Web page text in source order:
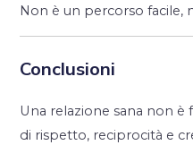
Non è un percorso facile,
Conclusioni
Una relazione sana non
di rispetto, reciprocità e